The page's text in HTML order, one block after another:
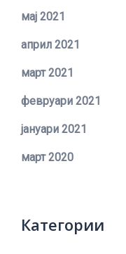
мај 2021
април 2021
март 2021
февруари 2021
јануари 2021
март 2020
Категории